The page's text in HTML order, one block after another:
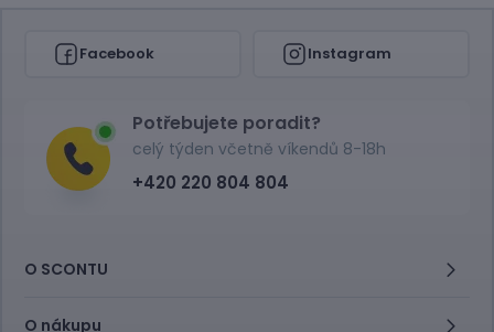
Facebook Instagram
Potřebujete poradit?
celý týden včetně víkendů 8-18h
+420 220 804 804
O SCONTU
O nákupu